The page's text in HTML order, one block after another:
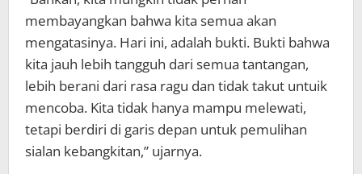
membayangkan bahwa kita semua akan
mengatasinya. Hari ini, adalah bukti. Bukti bahwa
kita jauh lebih tangguh dari semua tantangan,
lebih berani dari rasa ragu dan tidak takut untuik
mencoba. Kita tidak hanya mampu melewati,
tetapi berdiri di garis depan untuk pemulihan
sialan kebangkitan,” ujarnya.